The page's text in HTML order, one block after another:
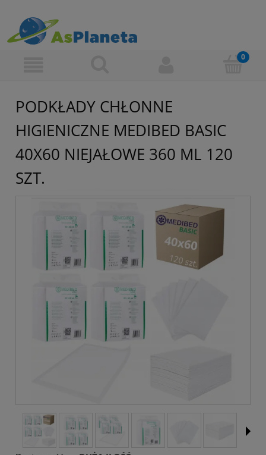
PODKŁADY CHŁONNE
HIGIENICZNE MEDIBED BASIC
40X60 NIEJAŁOWE 360 ML 120
SZT.